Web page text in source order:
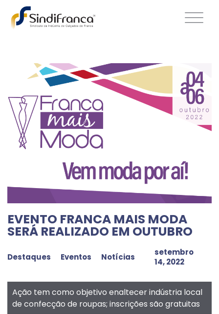
EVENTO FRANCA MAIS MODA
SERÁ REALIZADO EM OUTUBRO
Destaques Eventos Notícias
setembro
14, 2022
Ação tem como objetivo enaltecer indústria local
de confecção de roupas; inscrições são gratuitas